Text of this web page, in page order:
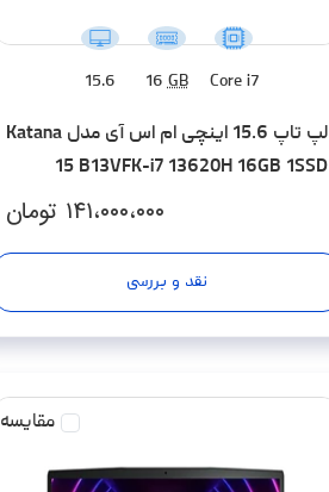
Core i7
16GB
15.6
لپ تاپ 15.6 اینچی ام اس آی مدل Katana
15 B13VFK-i7 13620H 16GB 1SSD
۱۴۱،۰۰۰،۰۰۰ تومان
نقد و بررسی
مقایسه